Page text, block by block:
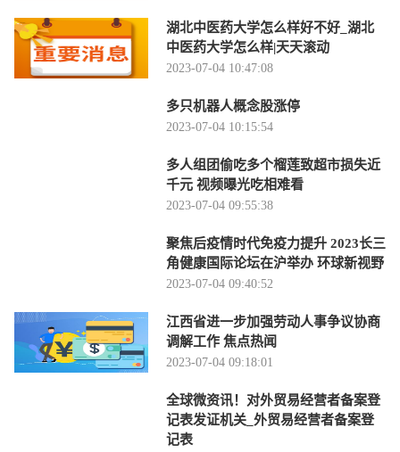
湖北中医药大学怎么样好不好_湖北
中医药大学怎么样|天天滚动
2023-07-04 10:47:08
多只机器人概念股涨停
2023-07-04 10:15:54
多人组团偷吃多个榴莲致超市损失近
千元 视频曝光吃相难看
2023-07-04 09:55:38
聚焦后疫情时代免疫力提升 2023长三
角健康国际论坛在沪举办 环球新视野
2023-07-04 09:40:52
江西省进一步加强劳动人事争议协商
调解工作 焦点热闻
2023-07-04 09:18:01
全球微资讯！对外贸易经营者备案登
记表发证机关_外贸易经营者备案登
记表